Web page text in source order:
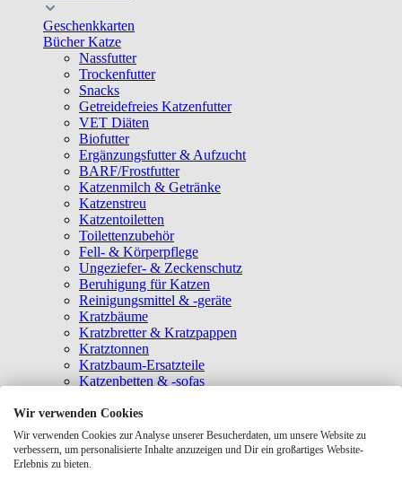
Geschenkkarten
Bücher Katze
Nassfutter
Trockenfutter
Snacks
Getreidefreies Katzenfutter
VET Diäten
Biofutter
Ergänzungsfutter & Aufzucht
BARF/Frostfutter
Katzenmilch & Getränke
Katzenstreu
Katzentoiletten
Toilettenzubehör
Fell- & Körperpflege
Ungeziefer- & Zeckenschutz
Beruhigung für Katzen
Reinigungsmittel & -geräte
Kratzbäume
Kratzbretter & Kratzpappen
Kratztonnen
Kratzbaum-Ersatzteile
Katzenbetten & -sofas
Katzenhäuser
Hängematten & Fensterliegeplätze
Katzendecken & -matten
Baldrian- & Catnipspielzeug
Wir verwenden Cookies
Wir verwenden Cookies zur Analyse unserer Besucherdaten, um unsere Website zu
verbessern, um personalisierte Inhalte anzuzeigen und Dir ein großartiges Website-
Erlebnis zu bieten.